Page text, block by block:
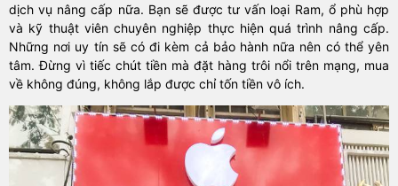
dịch vụ nâng cấp nữa. Bạn sẽ được tư vấn loại Ram, ổ phù hợp
và kỹ thuật viên chuyên nghiệp thực hiện quá trình nâng cấp.
Những nơi uy tín sẽ có đi kèm cả bảo hành nữa nên có thể yên
tâm. Đừng vì tiếc chút tiền mà đặt hàng trôi nổi trên mạng, mua
về không đúng, không lắp được chỉ tốn tiền vô ích.